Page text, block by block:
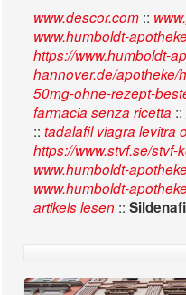
www.descor.com ::
www.humboldt-
https://www.humboldt-
hannover.de/apotheke/
50mg-ohne-rezept-
farmacia senza ricetta ::
:: tadalafil viagra levitra
https://www.stvf.se/
www.humboldt-
www.humboldt-
artikels lesen ::